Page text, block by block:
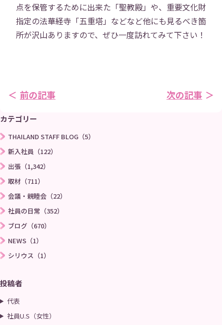
→
点を保管するために出来た「聖教殿」や、重要文化財
指定の法華経寺「五重塔」などなど他にも見るべき箇
所が沢山ありますので、ぜひ一度訪れてみて下さい！
前の記事 次の記事
カテゴリー
THAILAND STAFF BLOG（5）
新入社員（122）
出張（1,342）
取材（711）
会議・親睦会（22）
社員の日常（352）
ブログ（670）
NEWS（1）
シリウス（1）
投稿者
代表
社員U.S（女性）